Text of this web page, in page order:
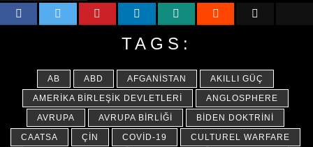
TAGS:
AB ABD AFGANISTAN
AKILLI GÜÇ
AMERIKA BIRLEŞIK DEVLETLERI
ANGLOSPHERE
AVRUPA
AVRUPA BIRLIĞI
BIDEN DOKTRINI
CAATSA
ÇIN COVID-19
CULTUREL WARFARE